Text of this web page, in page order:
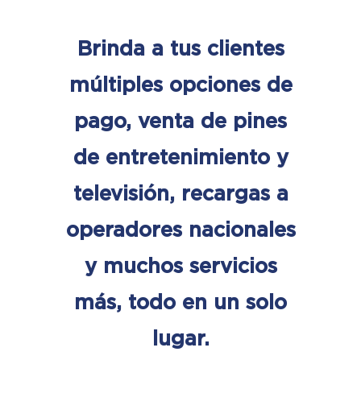
Brinda a tus clientes
múltiples opciones de
pago, venta de pines
de entretenimiento y
televisión, recargas a
operadores nacionales
y muchos servicios
más, todo en un solo
lugar.